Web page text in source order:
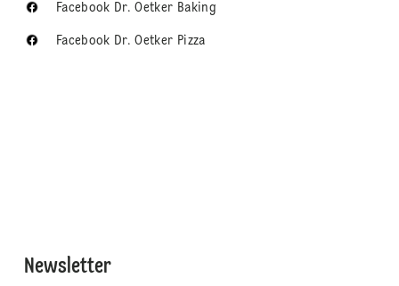
Facebook Dr. Oetker Baking
Facebook Dr. Oetker Pizza
Newsletter